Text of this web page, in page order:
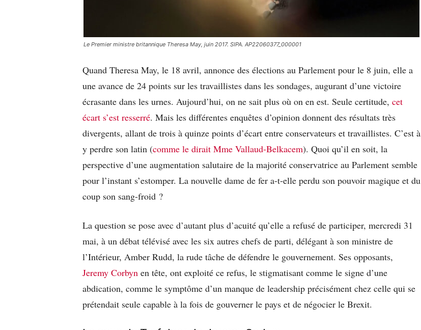
Le Premier ministre britannique Theresa May, juin 2017. SIPA. AP22060377_000001
Quand Theresa May, le 18 avril, annonce des élections au Parlement pour le 8 juin, elle a
une avance de 24 points sur les travaillistes dans les sondages, augurant d’une victoire
écrasante dans les urnes. Aujourd’hui, on ne sait plus où on en est. Seule certitude, cet
écart s’est resserré. Mais les différentes enquêtes d’opinion donnent des résultats très
divergents, allant de trois à quinze points d’écart entre conservateurs et travaillistes. C’est à
y perdre son latin (comme le dirait Mme Vallaud-Belkacem). Quoi qu’il en soit, la
perspective d’une augmentation salutaire de la majorité conservatrice au Parlement semble
pour l’instant s’estomper. La nouvelle dame de fer a-t-elle perdu son pouvoir magique et du
coup son sang-froid ?
La question se pose avec d’autant plus d’acuité qu’elle a refusé de participer, mercredi 31
mai, à un débat télévisé avec les six autres chefs de parti, délégant à son ministre de
l’Intérieur, Amber Rudd, la rude tâche de défendre le gouvernement. Ses opposants,
Jeremy Corbyn en tête, ont exploité ce refus, le stigmatisant comme le signe d’une
abdication, comme le symptôme d’un manque de leadership précisément chez celle qui se
prétendait seule capable à la fois de gouverner le pays et de négocier le Brexit.